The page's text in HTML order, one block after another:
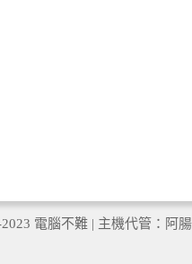
電腦不難 | 主機代管： 阿